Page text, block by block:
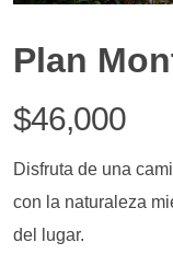
Plan
$46,000
Disfruta de una
con la naturaleza
del lugar.